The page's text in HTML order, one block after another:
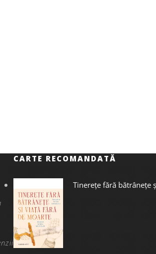
CARTE RECOMANDATĂ
Tinerețe fără bătrânețe